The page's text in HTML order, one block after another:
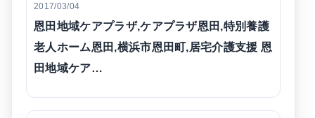
2017/03/04
恩田地域ケアプラザ,ケアプラザ恩田,特別養護
老人ホーム恩田,横浜市恩田町,居宅介護支援 恩
田地域ケア…